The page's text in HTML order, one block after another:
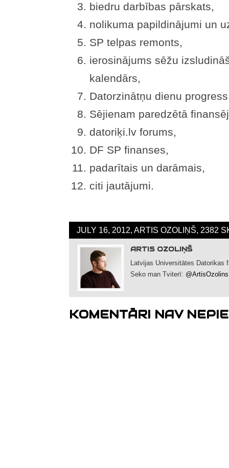
biedru darbības pārskats,
nolikuma papildinājumi un
SP telpas remonts,
ierosinājums sēžu
kalendārs,
Datorzinātņu dienu
Sējienam paredzētā
datoriķi.lv forums,
DF SP finanses,
padarītais un darāmais,
citi jautājumi.
JULY 16, 2012, ARTIS OZOLIŅŠ, 2382
ARTIS OZOLIŅŠ
Latvijas Universitātes Datorikas
Seko man Tviterī: @ArtisOzolins
KOMENTĀRI NAV